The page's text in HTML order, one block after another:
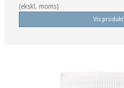
(ekskl. moms)
Vis produkt